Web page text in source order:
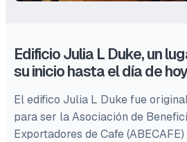
Edificio Julia L Duke, un
su inicio hasta el día de hoy
El edifico Julia L Duke fue
para ser la Asociación de
Exportadores de Cafe